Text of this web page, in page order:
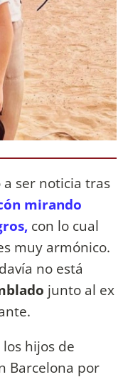
a ser noticia tras
mirando
con lo cual
muy armónico.
no está
junto al ex
hijos de
Barcelona por